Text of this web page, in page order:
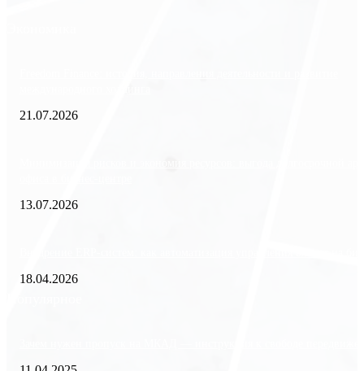
21.07.2026
13.07.2026
18.04.2026